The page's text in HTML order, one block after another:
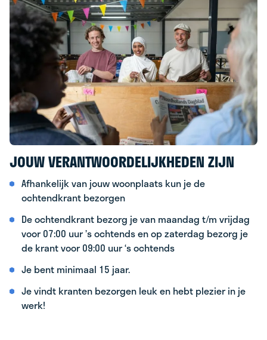
JOUW VERANTWOORDELIJKHEDEN ZIJN
Afhankelijk van jouw woonplaats kun je de
ochtendkrant bezorgen
De ochtendkrant bezorg je van maandag t/m vrijdag
voor 07:00 uur ’s ochtends en op zaterdag bezorg je
de krant voor 09:00 uur ‘s ochtends
Je bent minimaal 15 jaar.
Je vindt kranten bezorgen leuk en hebt plezier in je
werk!